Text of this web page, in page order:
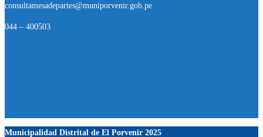
consultamesadepartes@muniporvenir.gob.pe
044 – 400503
Municipalidad Distrital de El Porvenir 2025